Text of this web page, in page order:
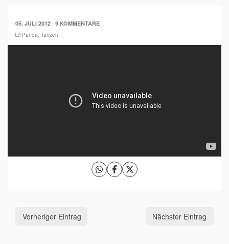
05. JULI 2012 | 9 KOMMENTARE
Panda, Tanzen
Vorheriger Eintrag Nächster Eintrag